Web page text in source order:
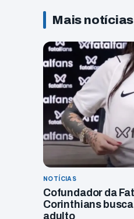
Mais notícias
NOTÍCIAS
Cofundador da
Corinthians
adulto